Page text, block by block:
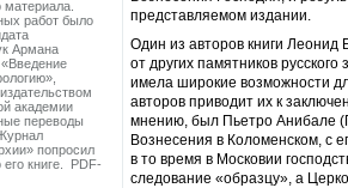
материала.
работ было
Армана
академии
переводы
попросил
его книге. PDF-
представляемом издании.
Один из авторов книги Леонид
от других памятников
имела широкие возможности
авторов приводит их к
мнению, был Пьетро Анибале
Вознесения в Коломенском, с
в то время в Московии
следование «образцу», а